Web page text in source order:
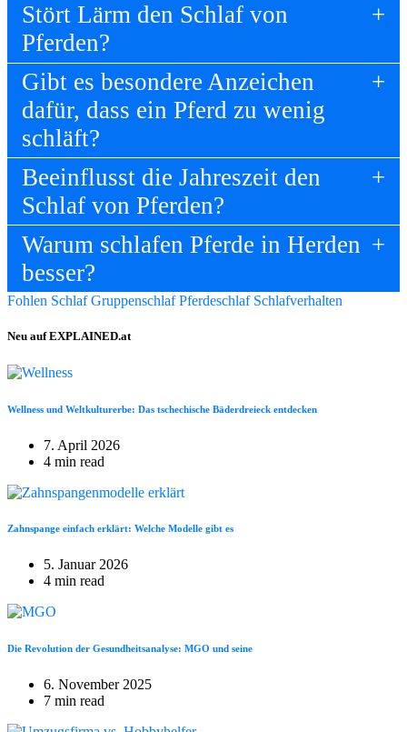
Stört Lärm den Schlaf von
Pferden?
Gibt es besondere Anzeichen
dafür, dass ein Pferd zu wenig
schläft?
Beeinflusst die Jahreszeit den
Schlaf von Pferden?
Warum schlafen Pferde in Herden
besser?
Fohlen Schlaf Gruppenschlaf Pferdeschlaf Schlafverhalten
Neu auf EXPLAINED.at
Wellness und Weltkulturerbe: Das tschechische Bäderdreieck entdecken
7. April 2026
4 min read
Zahnspange einfach erklärt: Welche Modelle gibt es
5. Januar 2026
4 min read
Die Revolution der Gesundheitsanalyse: MGO und seine
6. November 2025
7 min read